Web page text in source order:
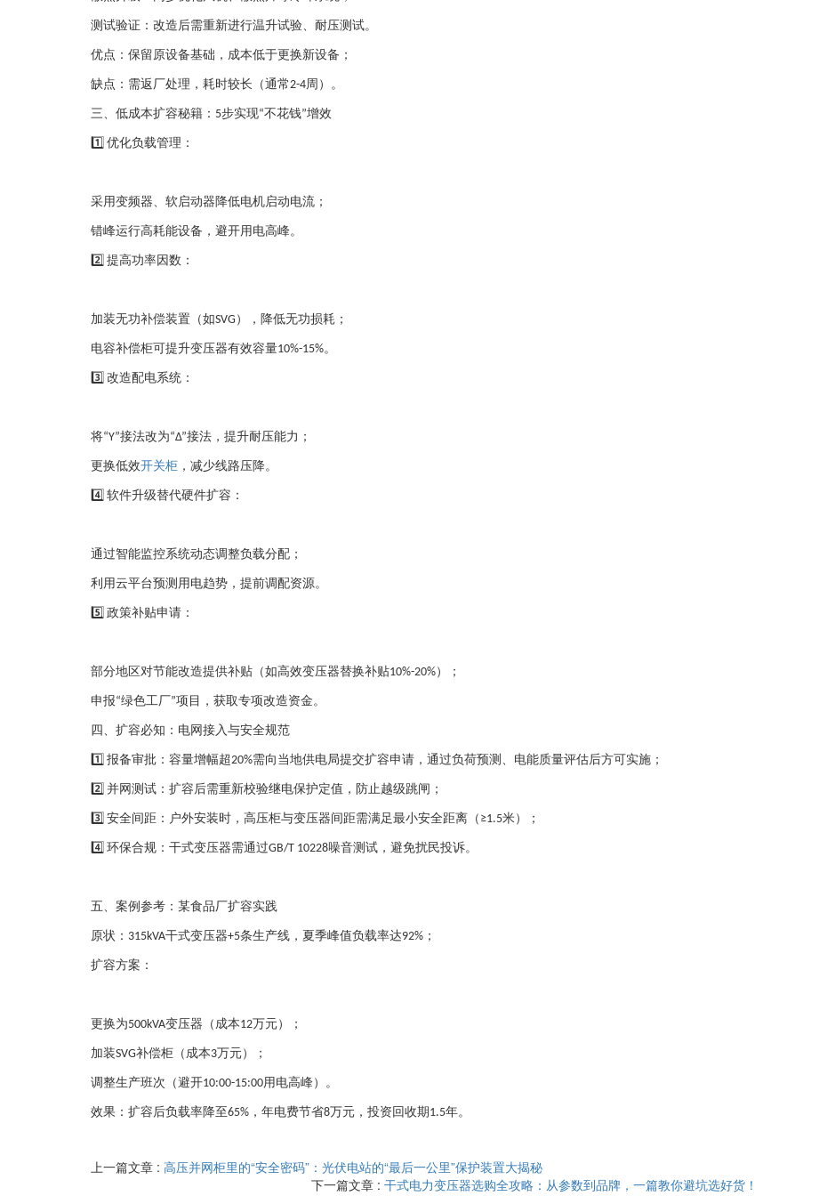
测试验证 ：改造后需重新进行温升试验、耐压测试。
优点 ：保留原设备基础，成本低于更换新设备；
缺点 ：需返厂处理，耗时较长（通常2-4周）。
三、低成本扩容秘籍： 5步实现“不花钱”增效
1️⃣ 优化负载管理 ：
采用变频器、软启动器降低电机启动电流；
错峰运行高耗能设备，避开用电高峰。
2️⃣ 提高功率因数 ：
加装无功补偿装置（如SVG ），降低无功损耗；
电容补偿柜可提升变压器有效容量10%-15%。
3️⃣ 改造配电系统 ：
将“Y”接法改为“Δ”接法，提升耐压能力；
更换低效开关柜 ，减少线路压降。
4️⃣ 软件升级替代硬件扩容 ：
通过智能监控系统动态调整负载分配；
利用云平台预测用电趋势，提前调配资源。
5️⃣ 政策补贴申请 ：
部分地区对节能改造提供补贴（如高效变压器替换补贴10%-20%）；
申报“绿色工厂”项目，获取专项改造资金。
四、扩容必知：电网接入与安全规范
1️⃣ 报备审批 ：容量增幅超20%需向当地供电局提交扩容申请，通过负荷预测、电能质量评估后方可实施；
2️⃣ 并网测试 ：扩容后需重新校验继电保护定值，防止越级跳闸；
3️⃣ 安全间距 ：户外安装时，高压柜与变压器间距需满足最小安全距离（ ≥1.5米）；
4️⃣ 环保合规 ：干式变压器需通过GB/T 10228噪音测试，避免扰民投诉。
五、案例参考：某食品厂扩容实践
原状 ： 315kVA干式变压器+5条生产线，夏季峰值负载率达92% ；
扩容方案 ：
更换为500kVA变压器（成本12万元）；
加装SVG补偿柜（成本3万元）；
调整生产班次（避开10:00-15:00用电高峰）。
效果 ：扩容后负载率降至65% ，年电费节省8万元，投资回收期 1.5年。
上一篇文章 : 高压并网柜里的“安全密码”：光伏电站的“最后一公里”保护装置大揭秘​
下一篇文章 : 干式电力变压器选购全攻略：从参数到品牌，一篇教你避坑选好货！​